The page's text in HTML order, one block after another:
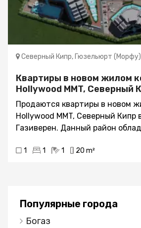
Северный Кипр, Гюзельюрт (Морфу)
Квартиры в новом жилом
Hollywood MMT, Северный
Продаются квартиры в новом
Hollywood MMT, Северный Кипр
Газиверен. Данный район
сдать в аренду, если не
строительство, поэтому сейчас
невысокие. Жилой комплекс
трех блоков, которые
1 1 1 20 m²
Популярные города
Богаз